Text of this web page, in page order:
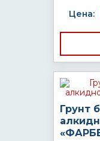
Цена:
Грунт